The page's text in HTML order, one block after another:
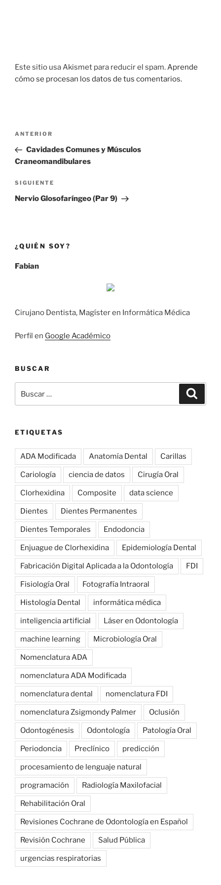
Este sitio usa Akismet para reducir el spam.Aprende
cómo se procesan los datos de tus comentarios.
Navegación
entradas
Previous
Post
ANTERIOR
Cavidades Comunes y Músculos
Craneomandibulares
Next
Post
SIGUIENTE
Nervio Glosofaríngeo (Par 9)
¿QUIÉN SOY?
Fabian
Cirujano Dentista, Magíster en Informática Médica
Perfil en Google Académico
BUSCAR
por:
ETIQUETAS
ADA Modificada Anatomía Dental Carillas
Cariología ciencia de datos Cirugía Oral
Clorhexidina Composite data science
Dientes Dientes Permanentes
Dientes Temporales Endodoncia
Enjuague de Clorhexidina Epidemiología Dental
Fabricación Digital Aplicada a la Odontología FDI
Fisiología Oral Fotografía Intraoral
Histología Dental informática médica
inteligencia artificial Láser en Odontología
machine learning Microbiología Oral
Nomenclatura ADA
nomenclatura ADA Modificada
nomenclatura dental nomenclatura FDI
nomenclatura Zsigmondy Palmer Oclusión
Odontogénesis Odontología Patología Oral
Periodoncia Preclínico predicción
procesamiento de lenguaje natural
programación Radiología Maxilofacial
Rehabilitación Oral
Revisiones Cochrane de Odontología en Español
Revisión Cochrane Salud Pública
urgencias respiratorias